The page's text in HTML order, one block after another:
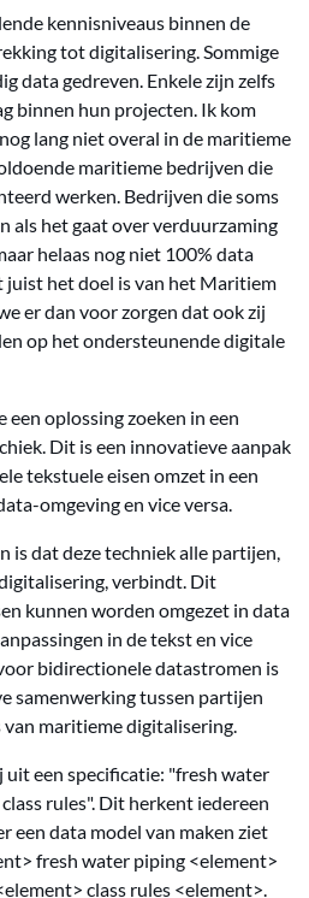
kennisniveaus binnen de
tot digitalisering. Sommige
data gedreven. Enkele zijn zelfs
binnen hun projecten. Ik kom
lang niet overal in de maritieme
maritieme bedrijven die
werken. Bedrijven die soms
als het gaat over verduurzaming
helaas nog niet 100% data
juist het doel is van het Maritiem
er dan voor zorgen dat ook zij
op het ondersteunende digitale
oplossing zoeken in een
Dit is een innovatieve aanpak
tekstuele eisen omzet in een
omgeving en vice versa.
is dat deze techniek alle partijen,
verbindt. Dit
kunnen worden omgezet in data
in de tekst en vice
bidirectionele datastromen is
samenwerking tussen partijen
maritieme digitalisering.
uit een specificatie: "fresh water
rules". Dit herkent iedereen
een data model van maken ziet
fresh water piping <element>
class rules <element>.